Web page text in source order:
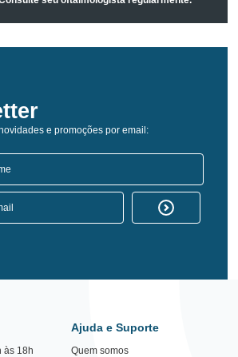
e promoções por email:
às 18h
Ajuda e Suporte
Quem somos